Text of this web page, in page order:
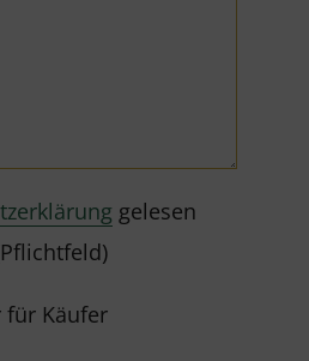
gelesen
für Käufer